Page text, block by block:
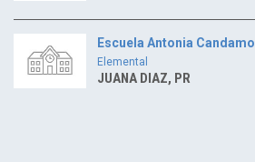
Escuela Antonia Candamo
Elemental
JUANA DIAZ, PR